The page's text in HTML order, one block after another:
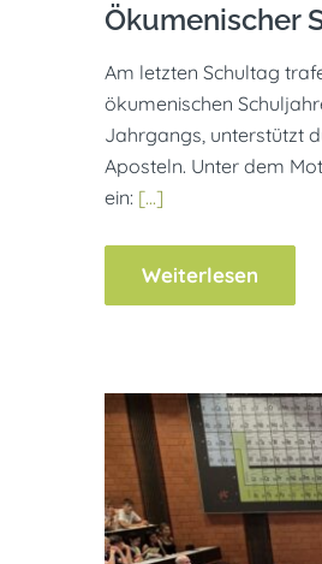
Ökumenischer
Am letzten Schultag
ökumenischen
Jahrgangs, unterstützt
Aposteln. Unter dem
ein: […]
Weiterlesen